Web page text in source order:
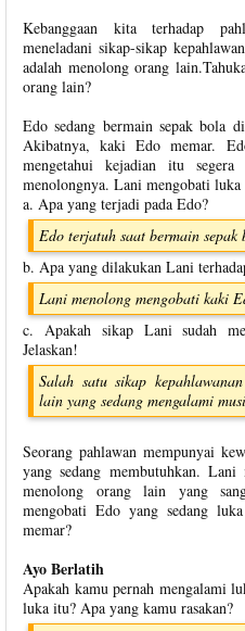
Kebanggaan kita terhadap
meneladani sikap-sikap
adalah menolong orang
orang lain?
Edo sedang bermain sepak bola
Akibatnya, kaki Edo memar.
mengetahui kejadian itu
menolongnya. Lani mengobati
a. Apa yang terjadi pada Edo?
Edo terjatuh saat bermain sepak
b. Apa yang dilakukan Lani
Lani menolong mengobati kaki
c. Apakah sikap Lani sudah
Jelaskan!
Salah satu sikap
lain yang sedang mengalami
Seorang pahlawan mempunyai
yang sedang membutuhkan.
menolong orang lain yang
mengobati Edo yang sedang
memar?
Ayo Berlatih
Apakah kamu pernah mengalami
luka itu? Apa yang kamu rasakan?